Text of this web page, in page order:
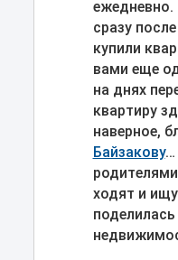
ежедневно.
сразу
купили
вами еще
на днях
квартиру
наверное,
Байзакову…
ходят и